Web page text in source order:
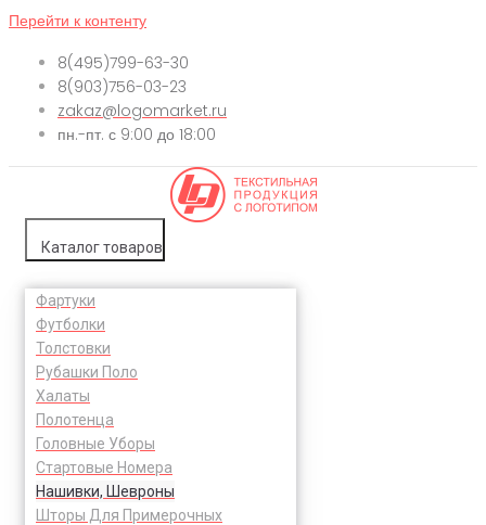
Перейти к контенту
8(495)799-63-30
8(903)756-03-23
zakaz@logomarket.ru
пн.-пт. с 9:00 до 18:00
Каталог товаров
Фартуки
Футболки
Толстовки
Рубашки Поло
Халаты
Полотенца
Головные Уборы
Стартовые Номера
Нашивки, Шевроны
Шторы Для Примерочных